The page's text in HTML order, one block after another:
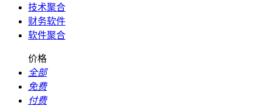
技术聚合
财务软件
软件聚合
价格
全部
免费
付费